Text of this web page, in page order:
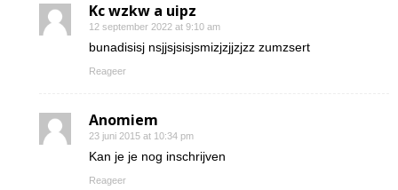
Kc wzkw a uipz
12 september 2022 at 9:10 am
bunadisisj nsjjsjsisjsmizjzjjzjzz zumzsert
Reageer
Anomiem
23 juni 2015 at 10:34 pm
Kan je je nog inschrijven
Reageer